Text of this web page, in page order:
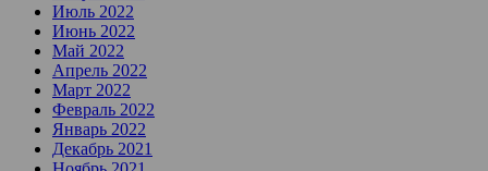
Июль 2022
Июнь 2022
Май 2022
Апрель 2022
Март 2022
Февраль 2022
Январь 2022
Декабрь 2021